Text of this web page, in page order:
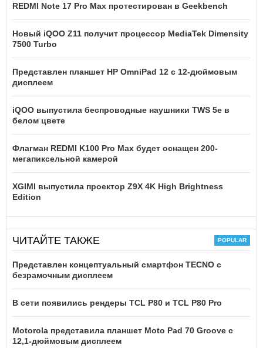
REDMI Note 17 Pro Max протестирован в Geekbench
Новый iQOO Z11 получит процессор MediaTek Dimensity
7500 Turbo
Представлен планшет HP OmniPad 12 с 12-дюймовым
дисплеем
iQOO выпустила беспроводные наушники TWS 5e в
белом цвете
Флагман REDMI K100 Pro Max будет оснащен 200-
мегапиксельной камерой
XGIMI выпустила проектор Z9X 4K High Brightness
Edition
ЧИТАЙТЕ ТАКЖЕ
Представлен концептуальный смартфон TECNO с
безрамочным дисплеем
В сети появились рендеры TCL P80 и TCL P80 Pro
Motorola представила планшет Moto Pad 70 Groove с
12,1-дюймовым дисплеем